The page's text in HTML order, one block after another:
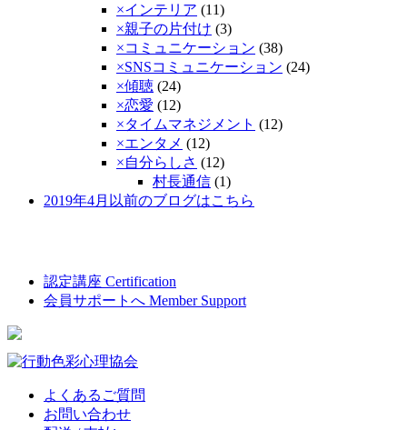
×インテリア (11)
×親子の片付け (3)
×コミュニケーション (38)
×SNSコミュニケーション (24)
×傾聴­ (24)
×恋愛 (12)
×タイムマネジメント (12)
×エンタメ (12)
×自分らしさ (12)
村長通信 (1)
2019年4月以前のブログはこちら
認定講座 Certification
会員サポートへ Member Support
よくあるご質問
お問い合わせ